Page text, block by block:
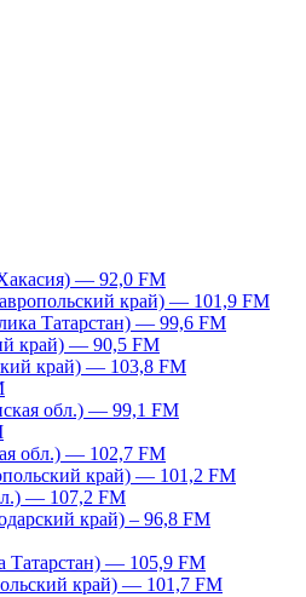
— 92,0 FM
край) — 101,9 FM
Татарстан) — 99,6 FM
край) — 90,5 FM
край) — 103,8 FM
обл.) — 99,1 FM
обл.) — 102,7 FM
край) — 101,2 FM
— 107,2 FM
край) – 96,8 FM
Татарстан) — 105,9 FM
край) — 101,7 FM